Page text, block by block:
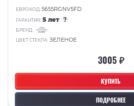
КУПИТЬ
ПОДРОБНЕЕ
ЕВРОКОД:5655RGNV5FD
ГАРАНТИЯ:5 лет ?
БРЕНД:
ЦВЕТ СТЕКЛА:ЗЕЛЕНОЕ
3005 ₽